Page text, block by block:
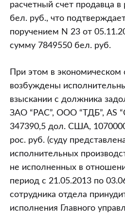
расчетный счет продавца
бел. руб., что
поручением N 23 от
сумму 7849550 бел. руб.
При этом в экономическом
возбуждены
взыскании с должника
ЗАО “РАС”, ООО “ТДБ”, AS
347390,5 дол. США,
рос. руб. (суду
исполнительных
не исполненных в
период с 21.05.2013 по
сотрудника отдела
исполнения Главного